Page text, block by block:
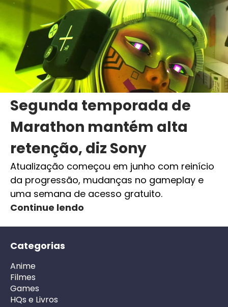
Segunda temporada de
Marathon mantém alta
retenção, diz Sony
Atualização começou em junho com reinício
da progressão, mudanças no gameplay e
uma semana de acesso gratuito.
Continue lendo
Categorias
Anime
Filmes
Games
HQs e Livros